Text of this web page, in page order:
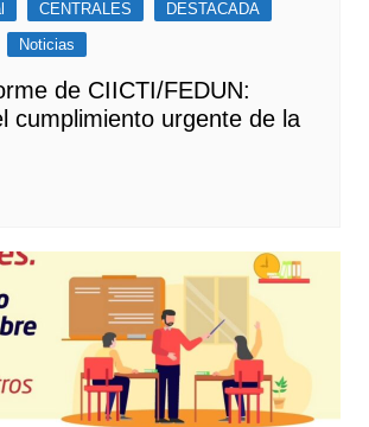
CENTRALES
DESTACADA
Noticias
de CIICTI/FEDUN:
cumplimiento urgente de la